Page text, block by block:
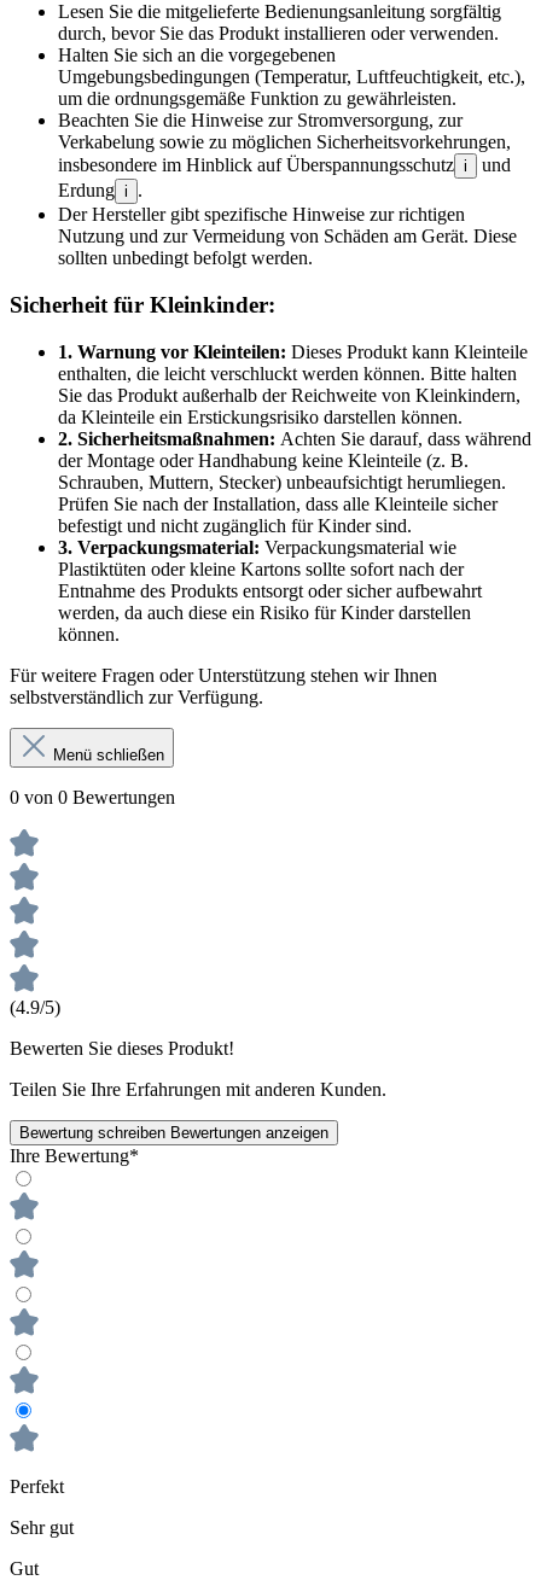
Lesen Sie die mitgelieferte Bedienungsanleitung sorgfältig
durch, bevor Sie das Produkt installieren oder verwenden.
Halten Sie sich an die vorgegebenen
Umgebungsbedingungen (Temperatur, Luftfeuchtigkeit, etc.),
um die ordnungsgemäße Funktion zu gewährleisten.
Beachten Sie die Hinweise zur Stromversorgung, zur
Verkabelung sowie zu möglichen Sicherheitsvorkehrungen,
insbesondere im Hinblick auf Überspannungsschutz i
und
Erdung i
.
Der Hersteller gibt spezifische Hinweise zur richtigen
Nutzung und zur Vermeidung von Schäden am Gerät. Diese
sollten unbedingt befolgt werden.
Sicherheit für Kleinkinder:
1. Warnung vor Kleinteilen: Dieses Produkt kann Kleinteile
enthalten, die leicht verschluckt werden können. Bitte halten
Sie das Produkt außerhalb der Reichweite von Kleinkindern,
da Kleinteile ein Erstickungsrisiko darstellen können.
2. Sicherheitsmaßnahmen: Achten Sie darauf, dass während
der Montage oder Handhabung keine Kleinteile (z. B.
Schrauben, Muttern, Stecker) unbeaufsichtigt herumliegen.
Prüfen Sie nach der Installation, dass alle Kleinteile sicher
befestigt und nicht zugänglich für Kinder sind.
3. Verpackungsmaterial: Verpackungsmaterial wie
Plastiktüten oder kleine Kartons sollte sofort nach der
Entnahme des Produkts entsorgt oder sicher aufbewahrt
werden, da auch diese ein Risiko für Kinder darstellen
können.
Für weitere Fragen oder Unterstützung stehen wir Ihnen
selbstverständlich zur Verfügung.
Menü schließen
0 von 0 Bewertungen
(4.9/5)
Bewerten Sie dieses Produkt!
Teilen Sie Ihre Erfahrungen mit anderen Kunden.
Bewertung schreiben Bewertungen anzeigen
Ihre Bewertung*
Perfekt
Sehr gut
Gut